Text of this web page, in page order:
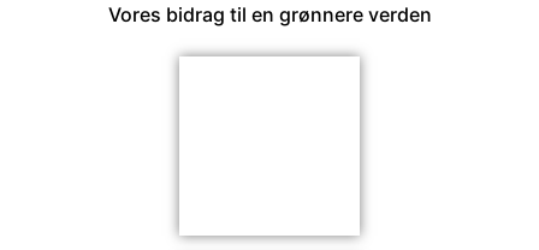
Vores bidrag til en grønnere verden​